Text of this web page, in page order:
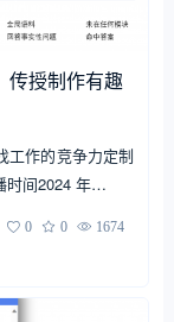
传授制作有趣
工作的竞争力定制
时间2024 年…
0 0
1674